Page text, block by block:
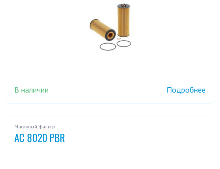
В наличии Подробнее
Масляный фильтр
AC 8020 PBR